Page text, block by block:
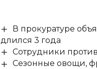
В прокуратуре
длился 3 года
Сотрудники
Сезонные овощи,